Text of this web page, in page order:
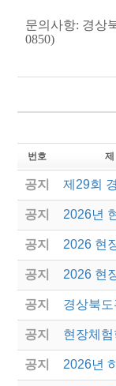
문의사항: 경상
0850)
번호
공지 제29회
공지 2026년
공지 2026 현
공지 2026 현
공지 경상북
공지 현장체
공지 2026년